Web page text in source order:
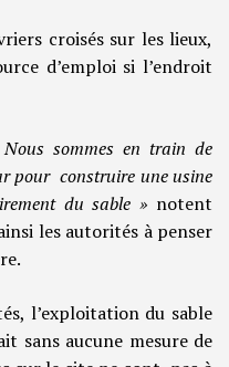
croisés sur les lieux,
d’emploi si l’endroit
sommes en train de
pour construire une usine
du sable » notent
les autorités à penser
l’exploitation du sable
sans aucune mesure de